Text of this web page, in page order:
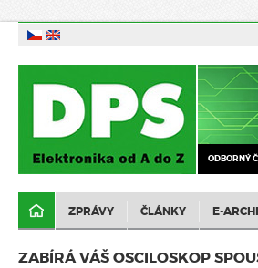
ODBORNÝ
ZPRÁVY ČLÁNKY E-
ZABÍRÁ VÁŠ OSCILOSKOP